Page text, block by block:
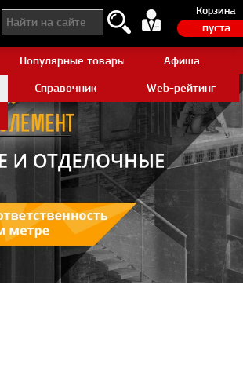
Корзина
пуста
Популярные товары AliexpressАфиша
Справочник
Web-рейтинг